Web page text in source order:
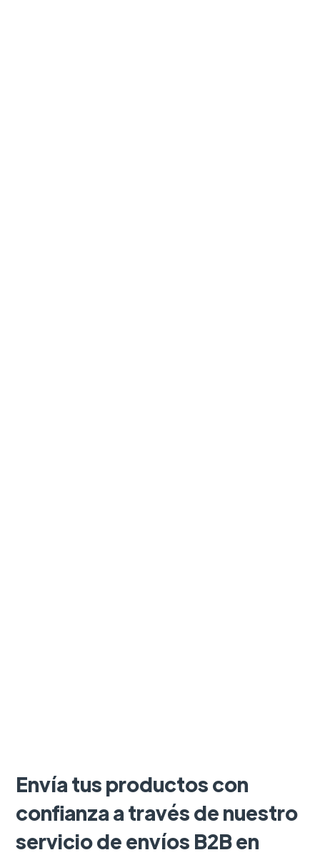
Envía tus productos con
confianza a través de nuestro
servicio de envíos B2B en